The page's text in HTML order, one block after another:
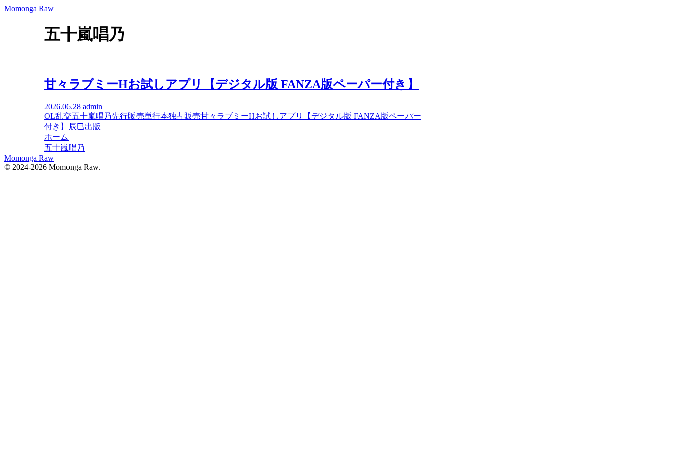
Momonga Raw
五十嵐唱乃
甘々ラブミーHお試しアプリ【デジタル版 FANZA版ペーパー付き】
2026.06.28 admin
OL乱交五十嵐唱乃先行販売単行本独占販売甘々ラブミーHお試しアプリ【デジタル版 FANZA版ペーパー
付き】
辰巳出版
ホーム
五十嵐唱乃
Momonga Raw
© 2024-2026 Momonga Raw.